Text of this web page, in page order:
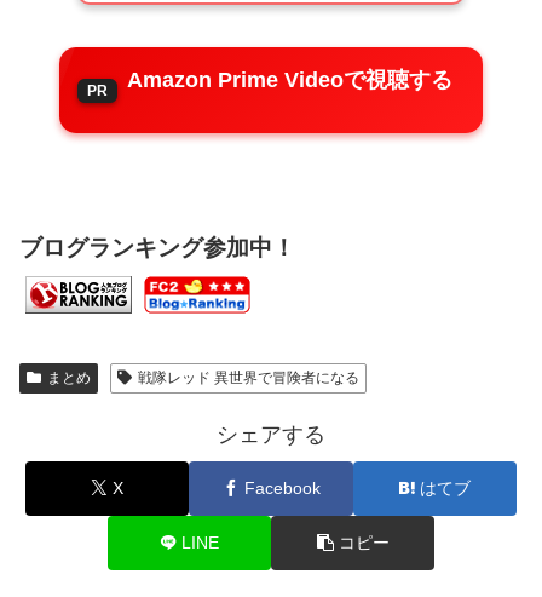
Amazon Prime Videoで視聴する
ブログランキング参加中！
まとめ 戦隊レッド 異世界で冒険者になる
シェアする
X Facebook はてブ
LINE コピー